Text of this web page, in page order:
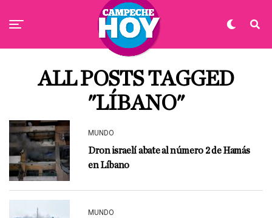
ALL POSTS TAGGED
"LÍBANO"
MUNDO
Dron israelí abate al número 2 de Hamás
en Líbano
MUNDO